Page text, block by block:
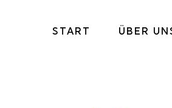
START ÜBER